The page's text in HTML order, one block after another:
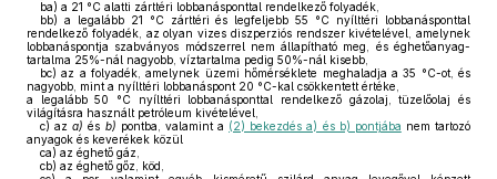
ba) a 21 °C alatti zárttéri lobbanásponttal rendelkező folyadék,
bb) a legalább 21 °C zárttéri és legfeljebb 55 °C nyílttéri lobbanásponttal
rendelkező folyadék, az olyan vizes diszperziós rendszer kivételével, amelynek
lobbanáspontja szabványos módszerrel nem állapítható meg, és éghetőanyag-
tartalma 25%-nál nagyobb, víztartalma pedig 50%-nál kisebb,
bc) az a folyadék, amelynek üzemi hőmérséklete meghaladja a 35 °C-ot, és
nagyobb, mint a nyílttéri lobbanáspont 20 °C-kal csökkentett értéke,
a legalább 50 °C nyílttéri lobbanásponttal rendelkező gázolaj, tüzelőolaj és
világításra használt petróleum kivételével,
c) aza) és b) pontba, valamint a (2) bekezdés a) és b) pontjába nem tartozó
anyagok és keverékek közül
ca) az éghető gáz,
cb) az éghető gőz, köd,